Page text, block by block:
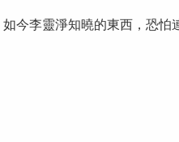
李靈淨知曉的東西，恐怕